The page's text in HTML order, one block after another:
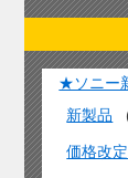
★ソニー
新製品
価格改定